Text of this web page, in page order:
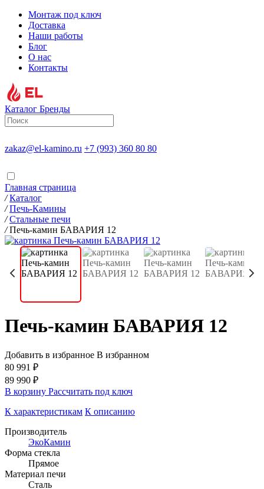
Монтаж под ключ
Доставка
Наши работы
Блог
О нас
Контакты
Каталог Бренды
zakaz@el-kamino.ru +7 (993) 360 80 80
Главная страница
/ Каталог
/ Печь-Камины
/ Стальные печи
/ Печь-камин БАВАРИЯ 12
Печь-камин БАВАРИЯ 12
Добавить в избранное В избранном
80 991 ₽
89 990 ₽
В корзину Рассчитать под ключ
К характеристикам К описанию
Производитель
ЭкоКамин
Форма стекла
Прямое
Материал печи
Сталь